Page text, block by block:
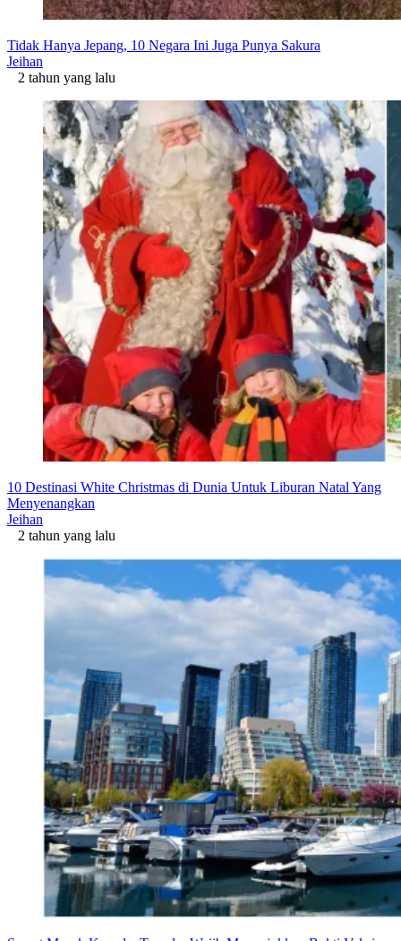
Tidak Hanya Jepang, 10 Negara Ini Juga Punya Sakura
Jeihan
2 tahun yang lalu
10 Destinasi White Christmas di Dunia Untuk Liburan Natal Yang
Menyenangkan
Jeihan
2 tahun yang lalu